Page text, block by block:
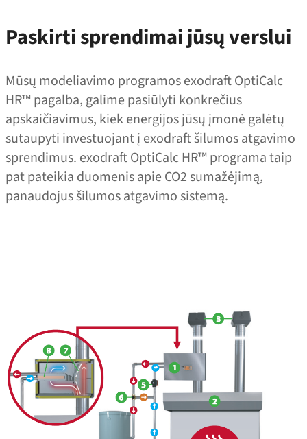
Paskirti sprendimai jūsų verslui
Mūsų modeliavimo programos exodraft OptiCalc
HR™ pagalba, galime pasiūlyti konkrečius
apskaičiavimus, kiek energijos jūsų įmonė galėtų
sutaupyti investuojant į exodraft šilumos atgavimo
sprendimus. exodraft OptiCalc HR™ programa taip
pat pateikia duomenis apie CO2 sumažėjimą,
panaudojus šilumos atgavimo sistemą.